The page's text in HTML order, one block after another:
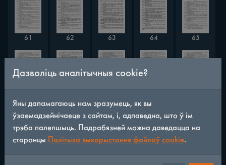
61 62 63 64 65
Дазволіць аналітычныя cookie?
Яны дапамагаюць нам зразумець, як вы
ўзаемадзейнічаеце з сайтам, і, адпаведна, што ў ім
трэба палепшыць. Падрабязней можна даведацца на
старонцы
Палітыка выкарыстання файлаў cookie.